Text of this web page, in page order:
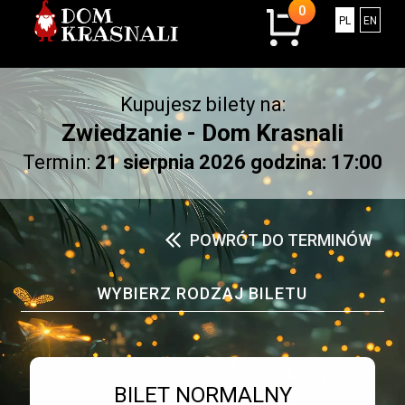
0
0
Łączna
kwota:
0.00
złotych
EN
PL Polski
Kupujesz bilety na:
Zwiedzanie - Dom Krasnali
Termin: 21 sierpnia 2026 godzina: 17:00
POWRÓT DO TERMINÓW
WYBIERZ RODZAJ BILETU
Bilet numer 1
Typ
BILET NORMALNY